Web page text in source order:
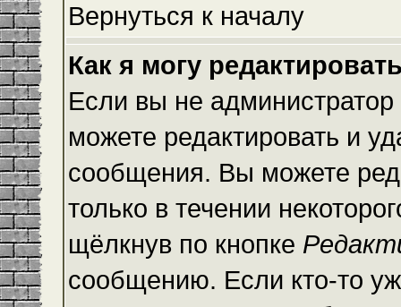
Вернуться к началу
Как я могу
Если вы не
можете редактировать и
сообщения. Вы можете
только в течении
щёлкнув по кнопке
сообщению. Если кто-то